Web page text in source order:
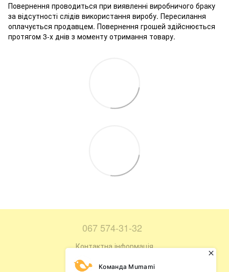
Повернення проводиться при виявленні виробничого браку
за відсутності слідів використання виробу. Пересилання
оплачується продавцем. Повернення грошей здійснюється
протягом 3-х днів з моменту отримання товару.
067 574-31-32
Контактна інформація
Повна версія сайту